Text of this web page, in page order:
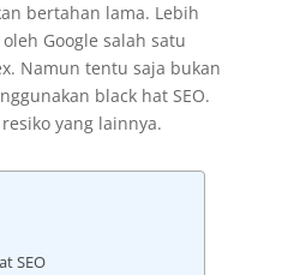
bertahan lama. Lebih
Google salah satu
Namun tentu saja bukan
black hat SEO.
yang lainnya.
SEO